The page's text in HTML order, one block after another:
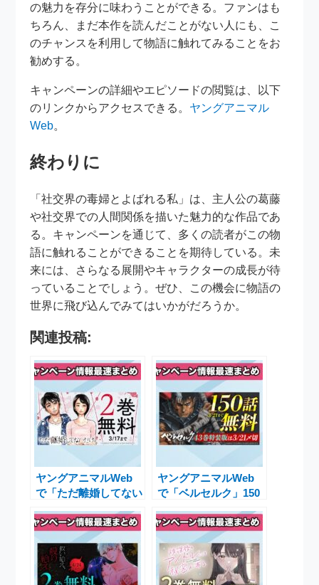
の魅力を存分に味わうことができる。ファンはも
ちろん、まだ本作を読んだことがない人にも、こ
のチャンスを利用して物語に触れてみることをお
勧めする。
キャンペーンの詳細やエピソードの閲覧は、以下
のリンクからアクセスできる。 ヤングアニマル
Web。
終わりに
「社交界の毒婦とよばれる私」は、主人公の葛藤
や社交界での人間関係を描いた魅力的な作品であ
る。キャンペーンを通じて、多くの読者がこの物
語に触れることができることを期待している。未
来には、さらなる展開やキャラクターの成長が待
っていることでしょう。ぜひ、この機会に物語の
世界に飛び込んでみてはいかがだろうか。
関連投稿:
ヤングアニマルWeb
で「ただ離婚してない
巻無料配信中！
ヤングアニマルWeb
で「ベルセルク」150
ペーン実施中！！